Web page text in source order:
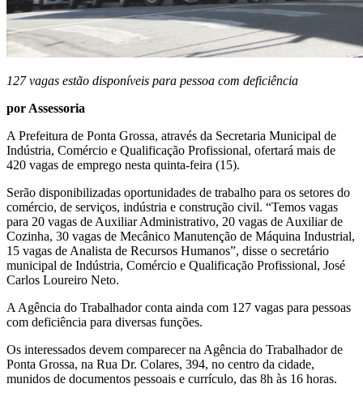
127 vagas estão disponíveis para pessoa com deficiência
por Assessoria
A Prefeitura de Ponta Grossa, através da Secretaria Municipal de
Indústria, Comércio e Qualificação Profissional, ofertará mais de
420 vagas de emprego nesta quinta-feira (15).
Serão disponibilizadas oportunidades de trabalho para os setores do
comércio, de serviços, indústria e construção civil. “Temos vagas
para 20 vagas de Auxiliar Administrativo, 20 vagas de Auxiliar de
Cozinha, 30 vagas de Mecânico Manutenção de Máquina Industrial,
15 vagas de Analista de Recursos Humanos”, disse o secretário
municipal de Indústria, Comércio e Qualificação Profissional, José
Carlos Loureiro Neto.
A Agência do Trabalhador conta ainda com 127 vagas para pessoas
com deficiência para diversas funções.
Os interessados devem comparecer na Agência do Trabalhador de
Ponta Grossa, na Rua Dr. Colares, 394, no centro da cidade,
munidos de documentos pessoais e currículo, das 8h às 16 horas.